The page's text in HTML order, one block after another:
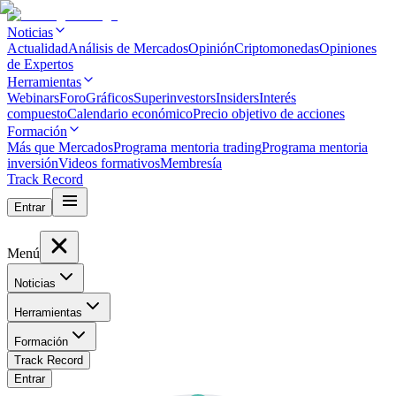
Noticias
ActualidadAnálisis de MercadosOpiniónCriptomonedasOpiniones
de Expertos
Herramientas
WebinarsForoGráficosSuperinvestorsInsidersInterés
compuestoCalendario económicoPrecio objetivo de acciones
Formación
Más que MercadosPrograma mentoria tradingPrograma mentoria
inversiónVideos formativosMembresía
Track Record
Entrar
Menú
Noticias
Herramientas
Formación
Track Record
Entrar